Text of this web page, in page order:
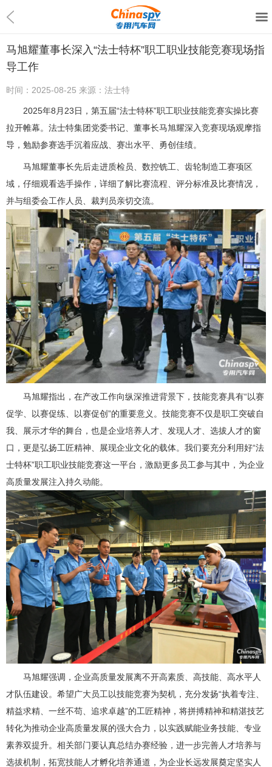
马旭耀董事长深入“法士特杯”职工职业技能竞赛现场指
导工作
时间： 2025-08-25 来源： 法士特
2025年8月23日，第五届“法士特杯”职工职业技能竞赛实操比赛
拉开帷幕。法士特集团党委书记、董事长马旭耀深入竞赛现场观摩指
导，勉励参赛选手沉着应战、赛出水平、勇创佳绩。
马旭耀董事长先后走进质检员、数控铣工、齿轮制造工赛项区
域，仔细观看选手操作，详细了解比赛流程、评分标准及比赛情况，
并与组委会工作人员、裁判员亲切交流。
马旭耀指出，在产改工作向纵深推进背景下，技能竞赛具有“以赛
促学、以赛促练、以赛促创”的重要意义。技能竞赛不仅是职工突破自
我、展示才华的舞台，也是企业培养人才、发现人才、选拔人才的窗
口，更是弘扬工匠精神、展现企业文化的载体。我们要充分利用好“法
士特杯”职工职业技能竞赛这一平台，激励更多员工参与其中，为企业
高质量发展注入持久动能。
马旭耀强调，企业高质量发展离不开高素质、高技能、高水平人
才队伍建设。希望广大员工以技能竞赛为契机，充分发扬“执着专注、
精益求精、一丝不苟、追求卓越”的工匠精神，将拼搏精神和精湛技艺
转化为推动企业高质量发展的强大合力，以实践赋能业务技能、专业
素养双提升。相关部门要认真总结办赛经验，进一步完善人才培养与
选拔机制，拓宽技能人才孵化培养通道，为企业长远发展奠定坚实人